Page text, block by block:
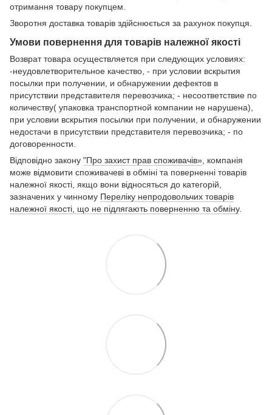
отримання товару покупцем.
Зворотня доставка товарів здійснюється за рахунок покупця.
Умови повернення для товарів належної якості
Возврат товара осуществляется при следующих условиях:
-неудовлетворительное качество, - при условии вскрытия
посылки при получении, и обнаружении дефектов в
присутствии представителя перевозчика; - несоответствие по
количеству( упаковка транспортной компании не нарушена),
при условии вскрытия посылки при получении, и обнаружении
недостачи в присутствии представителя перевозчика; - по
договоренности.
Відповідно закону "Про захист прав споживачів» , компанія
може відмовити споживачеві в обміні та поверненні товарів
належної якості, якщо вони відносяться до категорій,
зазначених у чинному Переліку непродовольчих товарів
належної якості, що не підлягають поверненню та обміну.